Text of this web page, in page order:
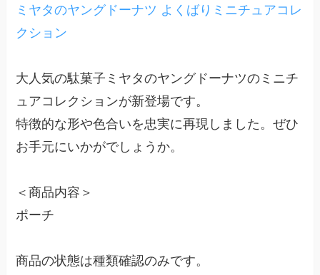
ミヤタのヤングドーナツ よくばりミニチュアコレ
クション
大人気の駄菓子ミヤタのヤングドーナツのミニチ
ュアコレクションが新登場です。
特徴的な形や色合いを忠実に再現しました。ぜひ
お手元にいかがでしょうか。
＜商品内容＞
ポーチ
商品の状態は種類確認のみです。